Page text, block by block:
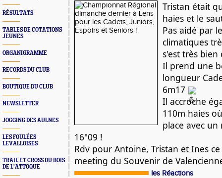
RÉSULTATS
TABLES DE COTATIONS
JEUNES
ORGANIGRAMME
RECORDS DU CLUB
BOUTIQUE DU CLUB
NEWSLETTER
JOGGING DES AULNES
LES FOULÉES
LEVALLOISES
TRAIL ET CROSS DU BOIS
DE L'ATTOQUE
Tristan était
haies et le
Pas aidé par
climatiques
s'est très
Il prend une
longueur
6m17
Il accroche
110m haies
place avec un
16"09 !
Rdv pour Antoine, Tristan et Ines
meeting du Souvenir de
les Réactions